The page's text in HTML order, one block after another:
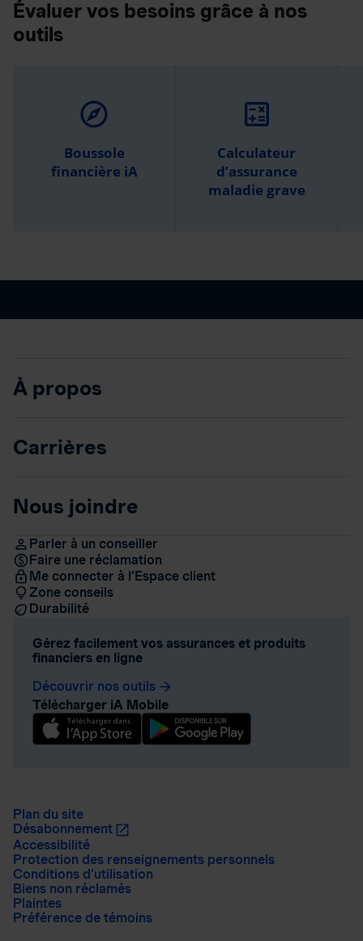
Évaluer vos besoins grâce à nos
outils
explore
Boussole
financière iA
calculate
Calculateur
d’assurance
maladie grave
À propos
Carrières
Nous joindre
Parler à un conseiller
Faire une réclamation
Me connecter à l’Espace client
Zone conseils
Durabilité
Gérez facilement vos assurances et produits
financiers en ligne
Découvrir nos outils arrow_forward
Télécharger iA Mobile
Plan du site
Désabonnement
Accessibilité
Protection des renseignements personnels
Conditions d’utilisation
Biens non réclamés
Plaintes
Préférence de témoins